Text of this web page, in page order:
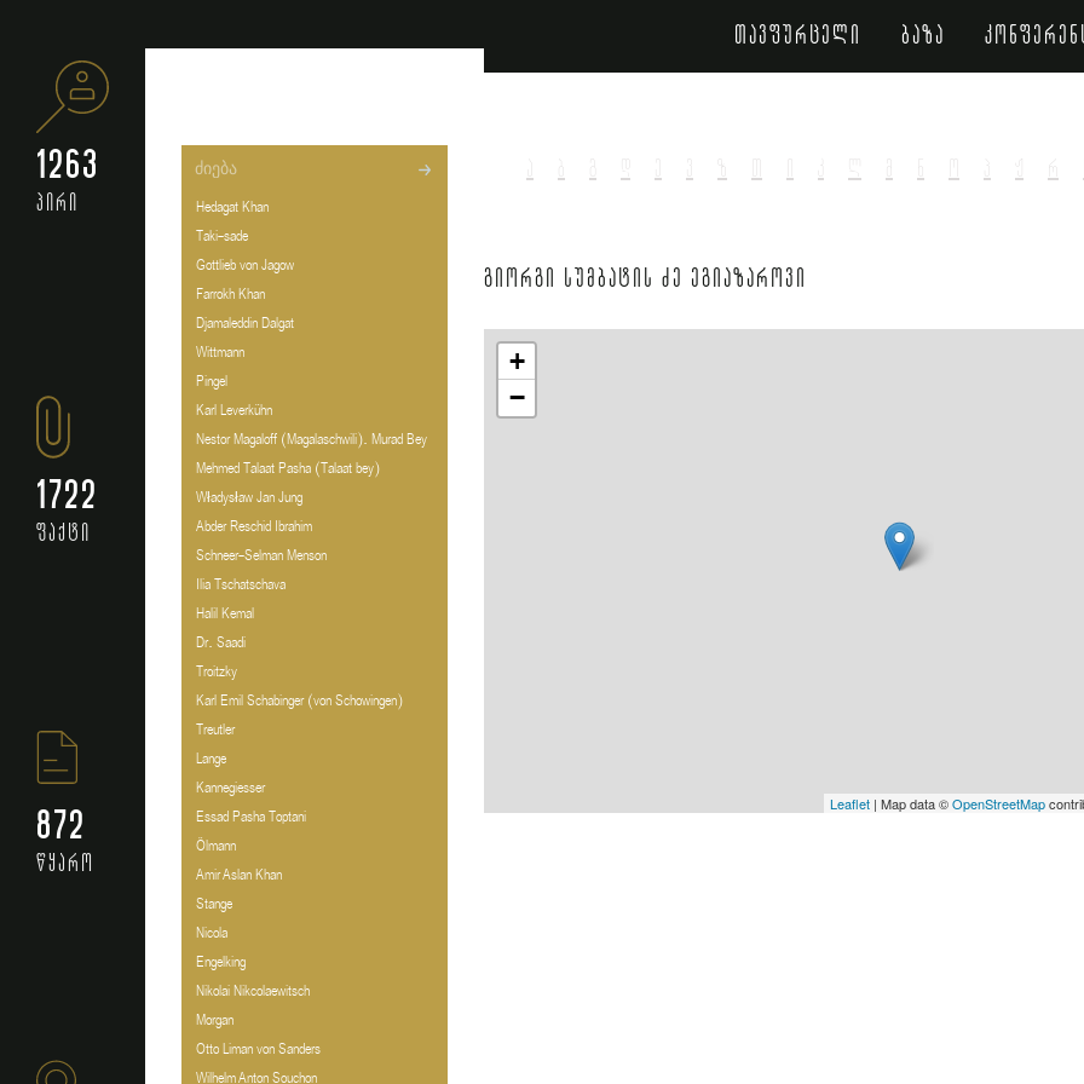
თავფურცელი ბაზა
1263
პირი
1722
ფაქტი
872
წყარო
Hedagat Khan
Taki-sade
Gottlieb von Jagow
Farrokh Khan
Djamaleddin Dalgat
Wittmann
Pingel
Karl Leverkühn
Nestor Magaloff (Magalaschwili). Murad Bey
Mehmed Talaat Pasha (Talaat bey)
Władysław Jan Jung
Abder Reschid Ibrahim
Schneer-Selman Menson
Ilia Tschatschava
Halil Kemal
Dr. Saadi
Troitzky
Karl Emil Schabinger (von Schowingen)
Treutler
Lange
Kannegiesser
Essad Pasha Toptani
Ölmann
Amir Aslan Khan
Stange
Nicola
Engelking
Nikolai Nikcolaewitsch
Morgan
Otto Liman von Sanders
Wilhelm Anton Souchon
ზ კ მ ნ პ ჟ რ
გიორგი სუმბატის ძე ეგიაზაროვი
+
−
Leaflet| Map data ©OpenStreetMap